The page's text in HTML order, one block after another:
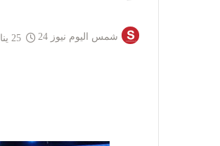
شمس اليوم نيوز 24